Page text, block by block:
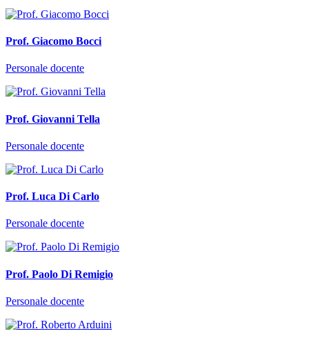
Prof. Giacomo Bocci
Personale docente
Prof. Giovanni Tella
Personale docente
Prof. Luca Di Carlo
Personale docente
Prof. Paolo Di Remigio
Personale docente